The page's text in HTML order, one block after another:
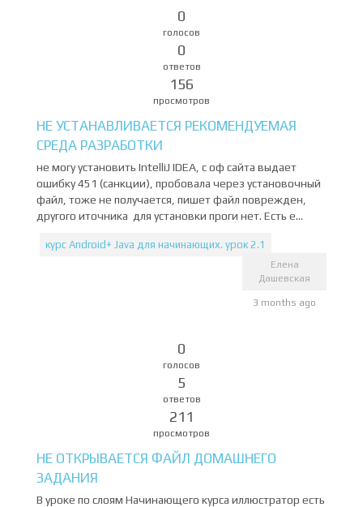
0
голосов
0
ответов
156
просмотров
НЕ УСТАНАВЛИВАЕТСЯ РЕКОМЕНДУЕМАЯ
СРЕДА РАЗРАБОТКИ
не могу установить IntelliJ IDEA, с оф сайта выдает
ошибку 451 (санкции), пробовала через установочный
файл, тоже не получается, пишет файл поврежден,
другого иточника для установки проги нет. Есть е...
курс Android+ Java для начинающих. урок 2.1
Елена
Дашевская
3 months ago
0
голосов
5
ответов
211
просмотров
НЕ ОТКРЫВАЕТСЯ ФАЙЛ ДОМАШНЕГО
ЗАДАНИЯ
В уроке по слоям Начинающего курса иллюстратор есть